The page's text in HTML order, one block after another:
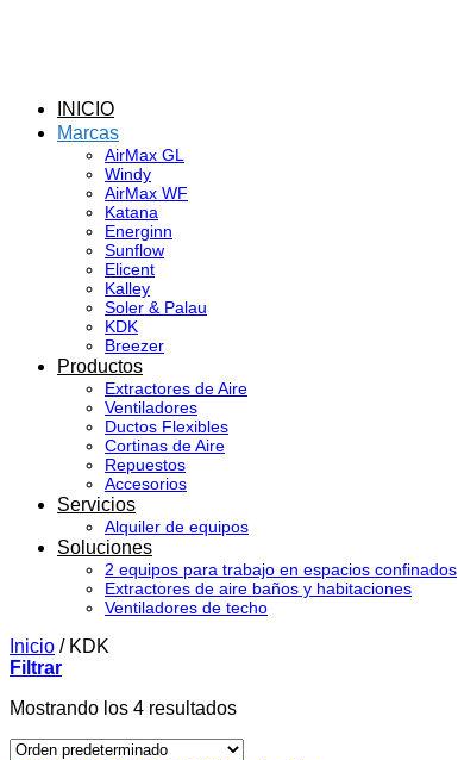
INICIO
Marcas
AirMax GL
Windy
AirMax WF
Katana
Energinn
Sunflow
Elicent
Kalley
Soler & Palau
KDK
Breezer
Productos
Extractores de Aire
Ventiladores
Ductos Flexibles
Cortinas de Aire
Repuestos
Accesorios
Servicios
Alquiler de equipos
Soluciones
2 equipos para trabajo en espacios confinados
Extractores de aire baños y habitaciones
Ventiladores de techo
Inicio /KDK
Filtrar
Mostrando los 4 resultados